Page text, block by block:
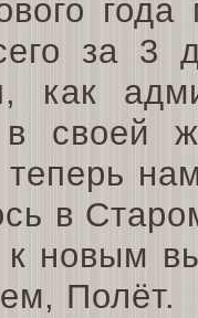
за 3
как
в своей
в
к новым
Полёт.